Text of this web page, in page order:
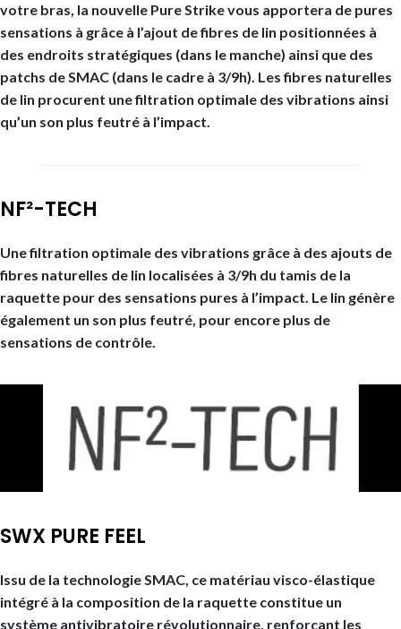
votre bras, la nouvelle Pure Strike vous apportera de pures
sensations à grâce à l’ajout de fibres de lin positionnées à
des endroits stratégiques (dans le manche) ainsi que des
patchs de SMAC (dans le cadre à 3/9h). Les fibres naturelles
de lin procurent une filtration optimale des vibrations ainsi
qu’un son plus feutré à l’impact.
NF²-TECH
Une filtration optimale des vibrations grâce à des ajouts de
fibres naturelles de lin localisées à 3/9h du tamis de la
raquette pour des sensations pures à l’impact. Le lin génère
également un son plus feutré, pour encore plus de
sensations de contrôle.
SWX PURE FEEL
Issu de la technologie SMAC, ce matériau visco-élastique
intégré à la composition de la raquette constitue un
système antivibratoire révolutionnaire, renforçant les